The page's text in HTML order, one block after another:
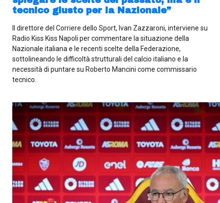
tecnico giusto per la Nazionale”
Il direttore del Corriere dello Sport, Ivan Zazzaroni, interviene su
Radio Kiss Kiss Napoli per commentare la situazione della
Nazionale italiana e le recenti scelte della Federazione,
sottolineando le difficoltà strutturali del calcio italiano e la
necessità di puntare su Roberto Mancini come commissario
tecnico.